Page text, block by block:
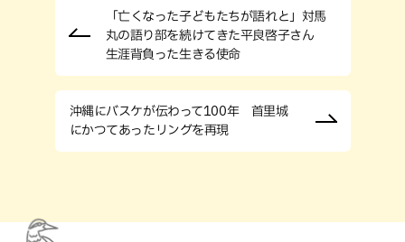
「亡くなった子どもたちが語れと」対馬
丸の語り部を続けてきた平良啓子さん
生涯背負った生きる使命
沖縄にバスケが伝わって100年 首里城
にかつてあったリングを再現